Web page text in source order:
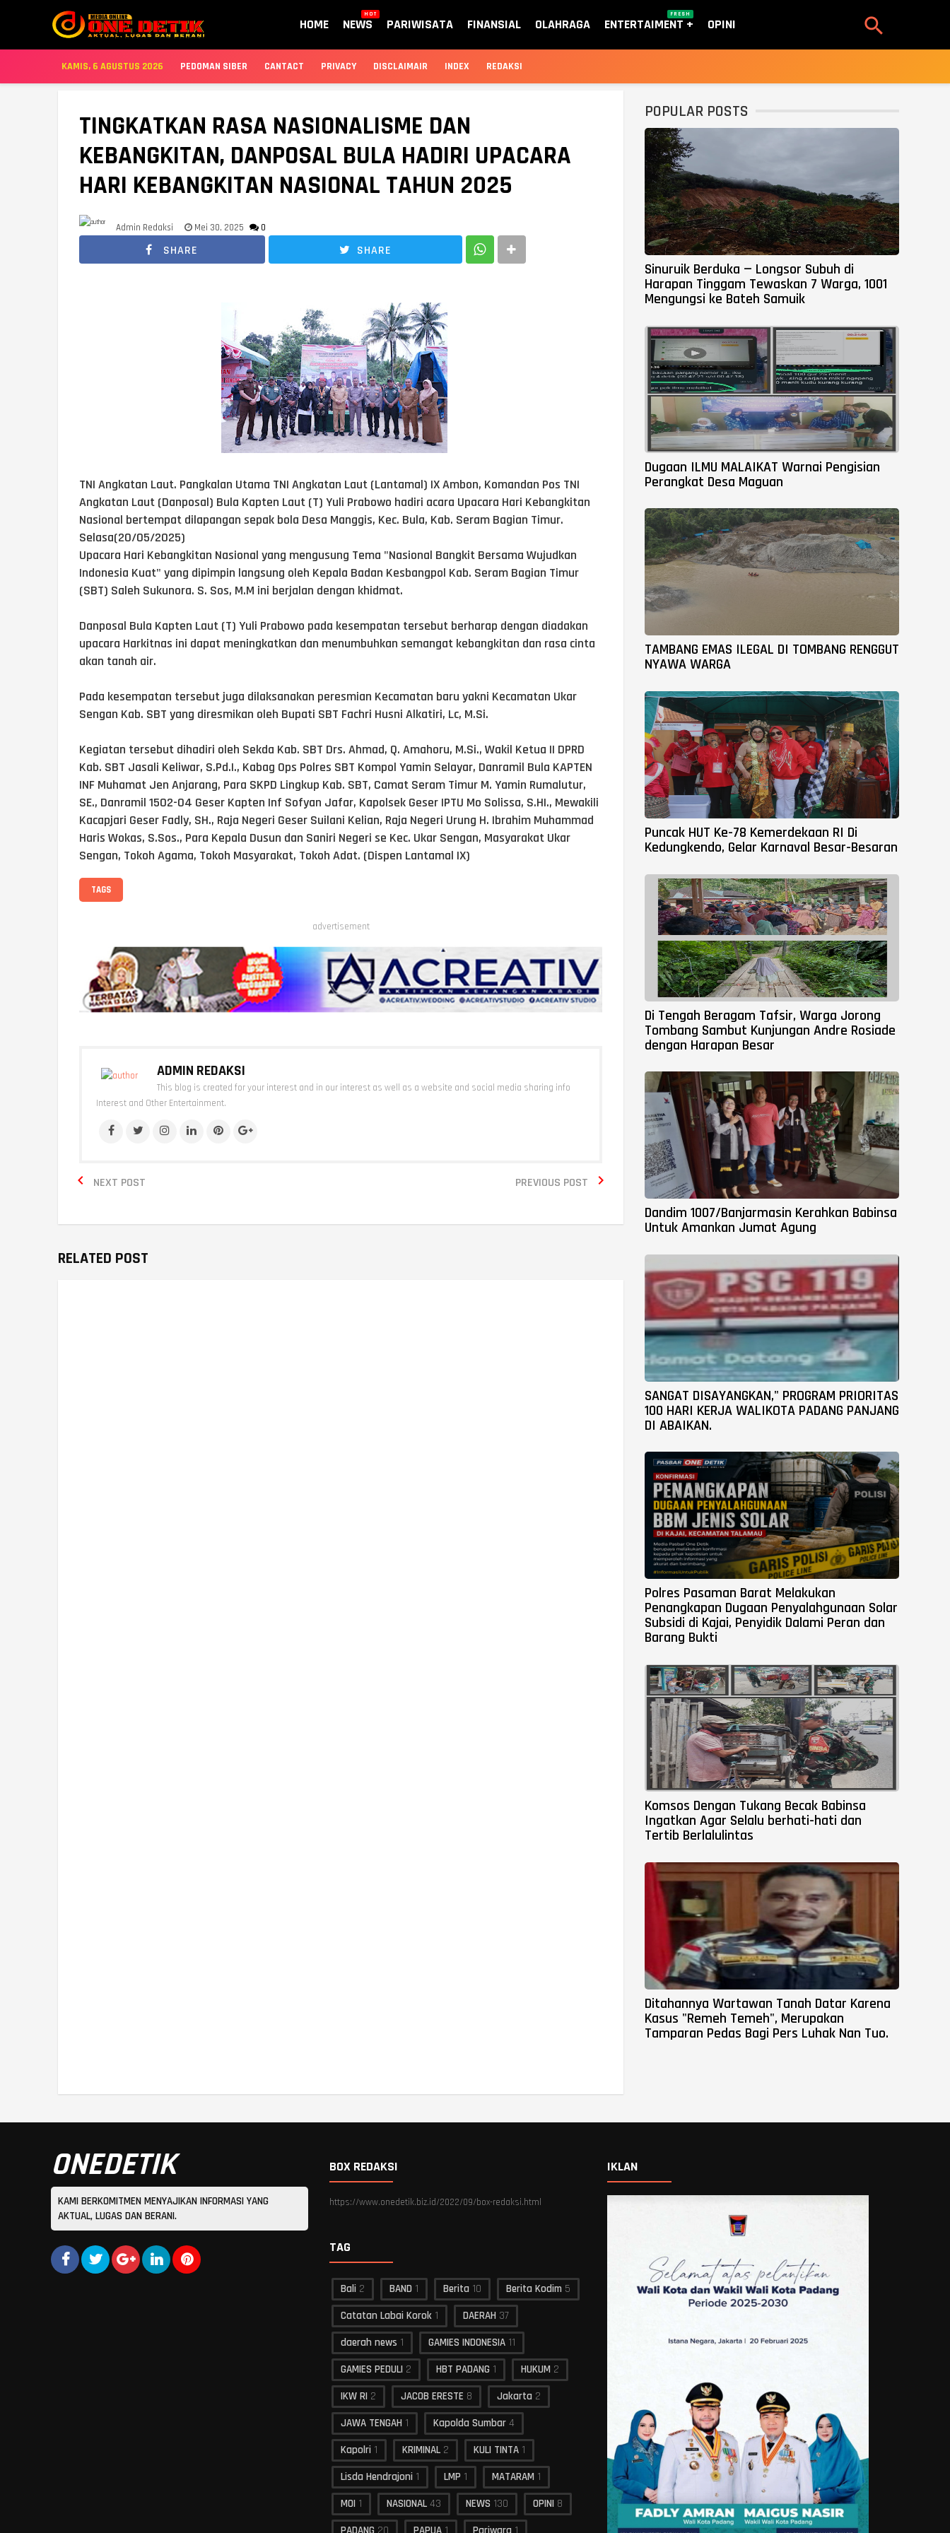
HOME NEWS
HOT
PARIWISATA FINANSIAL OLAHRAGA ENTERTAIMENT
FRESH
OPINI 
KAMIS, 6 AGUSTUS 2026 PEDOMAN SIBER CANTACT PRIVACY DISCLAIMAIR INDEX REDAKSI
TINGKATKAN RASA NASIONALISME DAN
KEBANGKITAN, DANPOSAL BULA HADIRI UPACARA
HARI KEBANGKITAN NASIONAL TAHUN 2025
Admin Redaksi Mei 30, 2025 0
SHARE SHARE
TNI Angkatan Laut. Pangkalan Utama TNI Angkatan Laut (Lantamal) IX Ambon, Komandan Pos TNI
Angkatan Laut (Danposal) Bula Kapten Laut (T) Yuli Prabowo hadiri acara Upacara Hari Kebangkitan
Nasional bertempat dilapangan sepak bola Desa Manggis, Kec. Bula, Kab. Seram Bagian Timur.
Selasa(20/05/2025)
Upacara Hari Kebangkitan Nasional yang mengusung Tema "Nasional Bangkit Bersama Wujudkan
Indonesia Kuat" yang dipimpin langsung oleh Kepala Badan Kesbangpol Kab. Seram Bagian Timur
(SBT) Saleh Sukunora. S. Sos, M.M ini berjalan dengan khidmat.
Danposal Bula Kapten Laut (T) Yuli Prabowo pada kesempatan tersebut berharap dengan diadakan
upacara Harkitnas ini dapat meningkatkan dan menumbuhkan semangat kebangkitan dan rasa cinta
akan tanah air.
Pada kesempatan tersebut juga dilaksanakan peresmian Kecamatan baru yakni Kecamatan Ukar
Sengan Kab. SBT yang diresmikan oleh Bupati SBT Fachri Husni Alkatiri, Lc, M.Si.
Kegiatan tersebut dihadiri oleh Sekda Kab. SBT Drs. Ahmad, Q. Amahoru, M.Si., Wakil Ketua II DPRD
Kab. SBT Jasali Keliwar, S.Pd.I., Kabag Ops Polres SBT Kompol Yamin Selayar, Danramil Bula KAPTEN
INF Muhamat Jen Anjarang, Para SKPD Lingkup Kab. SBT, Camat Seram Timur M. Yamin Rumalutur,
SE., Danramil 1502-04 Geser Kapten Inf Sofyan Jafar, Kapolsek Geser IPTU Mo Solissa, S.HI., Mewakili
Kacapjari Geser Fadly, SH., Raja Negeri Geser Suilani Kelian, Raja Negeri Urung H. Ibrahim Muhammad
Haris Wokas, S.Sos., Para Kepala Dusun dan Saniri Negeri se Kec. Ukar Sengan, Masyarakat Ukar
Sengan, Tokoh Agama, Tokoh Masyarakat, Tokoh Adat. (Dispen Lantamal IX)
TAGS
advertisement
ADMIN REDAKSI
This blog is created for your interest and in our interest as well as a website and social media sharing info
Interest and Other Entertainment.
NEXT POST
 PREVIOUS POST 
RELATED POST
POPULAR POSTS
Sinuruik Berduka — Longsor Subuh di
Harapan Tinggam Tewaskan 7 Warga, 1001
Mengungsi ke Bateh Samuik
Dugaan ILMU MALAIKAT Warnai Pengisian
Perangkat Desa Maguan
TAMBANG EMAS ILEGAL DI TOMBANG RENGGUT
NYAWA WARGA
Puncak HUT Ke-78 Kemerdekaan RI Di
Kedungkendo, Gelar Karnaval Besar-Besaran
Di Tengah Beragam Tafsir, Warga Jorong
Tombang Sambut Kunjungan Andre Rosiade
dengan Harapan Besar
Dandim 1007/Banjarmasin Kerahkan Babinsa
Untuk Amankan Jumat Agung
SANGAT DISAYANGKAN," PROGRAM PRIORITAS
100 HARI KERJA WALIKOTA PADANG PANJANG
DI ABAIKAN.
Polres Pasaman Barat Melakukan
Penangkapan Dugaan Penyalahgunaan Solar
Subsidi di Kajai, Penyidik Dalami Peran dan
Barang Bukti
Komsos Dengan Tukang Becak Babinsa
Ingatkan Agar Selalu berhati-hati dan
Tertib Berlalulintas
Ditahannya Wartawan Tanah Datar Karena
Kasus "Remeh Temeh", Merupakan
Tamparan Pedas Bagi Pers Luhak Nan Tuo.
ONEDETIK
KAMI BERKOMITMEN MENYAJIKAN INFORMASI YANG
AKTUAL, LUGAS DAN BERANI.
BOX REDAKSI
https://www.onedetik.biz.id/2022/09/box-redaksi.html
TAG
Bali 2 BAND 1 Berita 10 Berita Kodim 5
Catatan Labai Korok 1 DAERAH 37
daerah news 1 GAMIES INDONESIA 11
GAMIES PEDULI 2 HBT PADANG 1 HUKUM 2
IKW RI 2 JACOB ERESTE 8 Jakarta 2
JAWA TENGAH 1 Kapolda Sumbar 4
Kapolri 1 KRIMINAL 2 KULI TINTA 1
Lisda Hendrajoni 1 LMP 1 MATARAM 1
MOI 1 NASIONAL 43 NEWS 130 OPINI 8
IKLAN